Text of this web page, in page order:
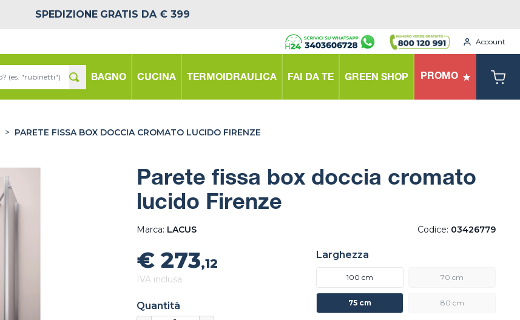
SPEDIZIONE GRATIS DA € 399
Account
BAGNO CUCINA TERMOIDRAULICA FAI DA TE GREEN SHOP PROMO
> PARETE FISSA BOX DOCCIA CROMATO LUCIDO FIRENZE
Parete fissa box doccia cromato
lucido Firenze
Marca: LACUS Codice: 03426779
€ 273,12
IVA inclusa
Quantità
Larghezza
100 cm 70 cm
75 cm 80 cm